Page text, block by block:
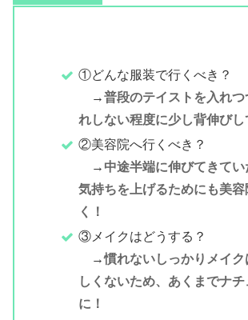
①どんな服装で行くべき？
→普段のテイストを入れ
れしない程度に少し背伸びし
②美容院へ行くべき？
→ 中途半端に伸びてきてい
気持ちを上げるためにも美容
く！
③メイクはどうする？
→慣れないしっかりメイク
しくないため、あくまでナ
に！